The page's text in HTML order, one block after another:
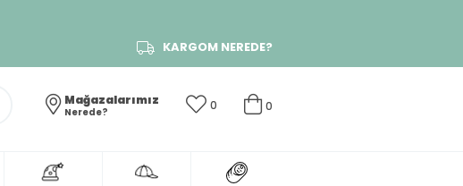
KARGOM NEREDE?
0
0
Mağazalarımız
Nerede?